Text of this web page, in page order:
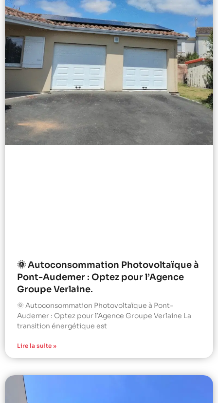
🌞 Autoconsommation Photovoltaïque à
Pont-Audemer : Optez pour l’Agence
Groupe Verlaine.
🌞 Autoconsommation Photovoltaïque à Pont-
Audemer : Optez pour l’Agence Groupe Verlaine La
transition énergétique est
Lire la suite »